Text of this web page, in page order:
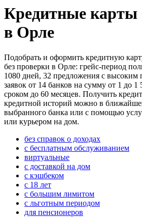
Кредитные карты
в Орле
Подобрать и оформить кредитную
без проверки в Орле: грейс-период
1080 дней, 32 предложения с высоким
заявок от 14 банков на сумму от 1 до 1
сроком до 60 месяцев. Получить
кредитной историй можно в
выбранного банка или с помощью
или курьером на дом.
без справок о доходах
с бесплатным обслуживанием
виртуальные
с доставкой на дом
с кэшбеком
с 18 лет
с большим лимитом
с льготным периодом
для пенсионеров